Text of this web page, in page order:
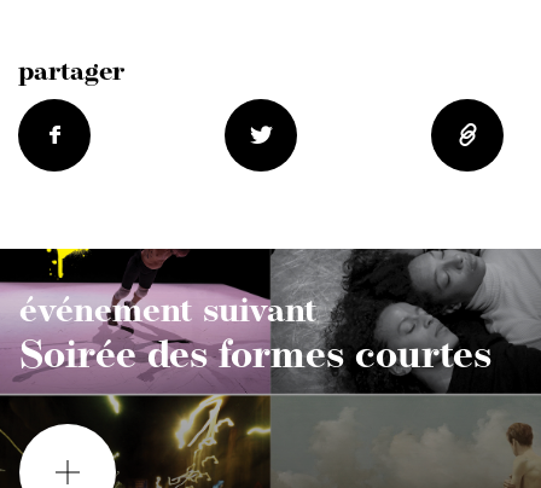
partager
événement suivant
Soirée des formes courtes